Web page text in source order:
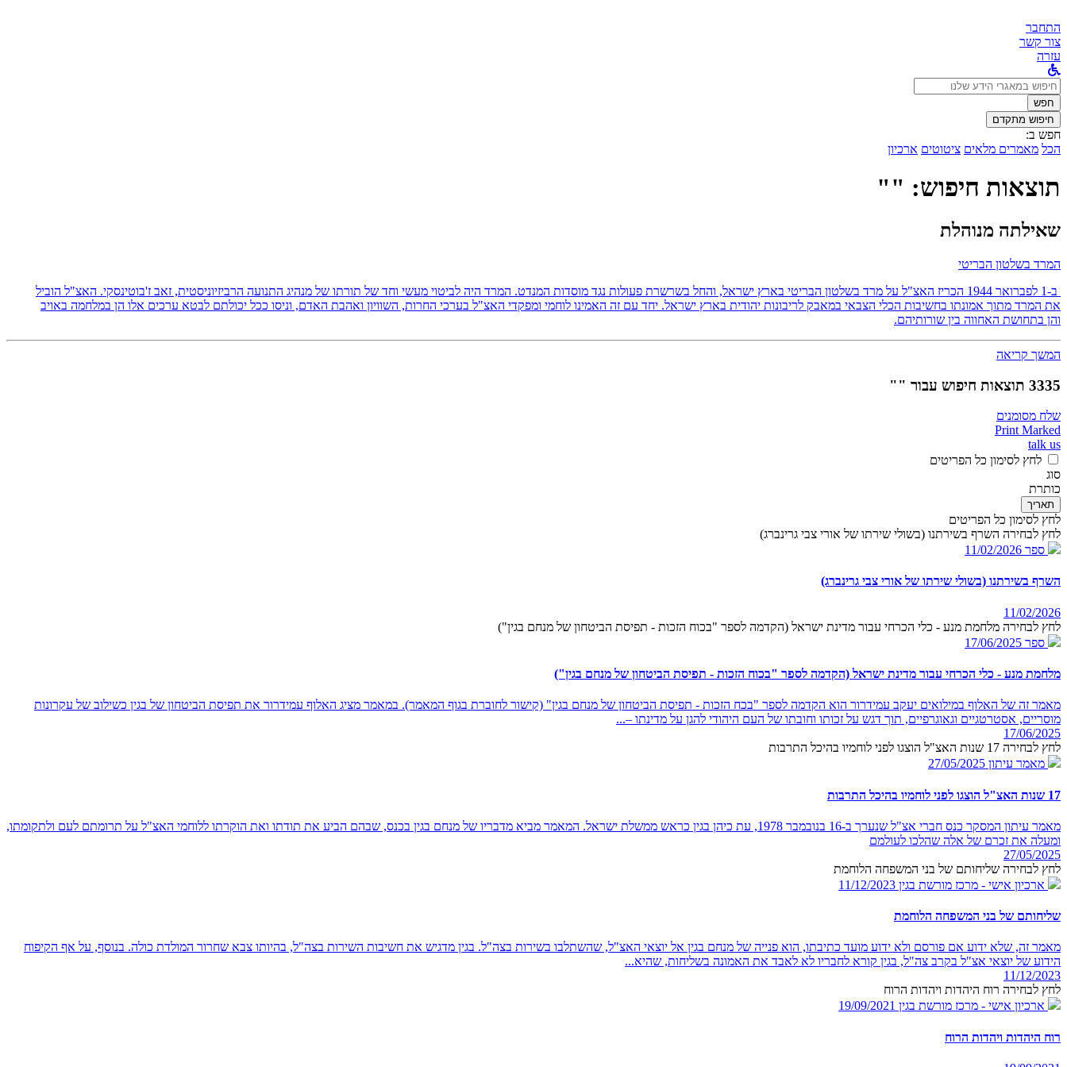
התחבר
צור קשר
עזרה
לחפש
ב:חפש
חיפוש מתקדם
חפש ב:
הכל מאמרים מלאים ציטוטים ארכיון
תוצאות חיפוש: ""
שאילתה מנוהלת
המרד בשלטון הבריטי
ב-1 לפברואר 1944 הכריז האצ"ל על מרד בשלטון הבריטי בארץ ישראל, והחל בשרשרת פעולות נגד מוסדות המנדט. המרד היה לביטוי מעשי וחד של תורתו של מנהיג התנועה הרביזיוניסטית, זאב ז'בוטינסקי. האצ"ל הוביל
את המרד מתוך אמונתו בחשיבות הכלי הצבאי במאבק לריבונות יהודית בארץ ישראל. יחד עם זה האמינו לוחמי ומפקדי האצ"ל בערכי החרות, השוויון ואהבת האדם, וניסו ככל יכולתם לבטא ערכים אלו הן במלחמה באויב
והן בתחושת האחווה בין שורותיהם.
המשך קריאה
3335 תוצאות חיפוש עבור ""
שלח מסומנים
Print Marked
talk us
לחץ לסימון כל הפריטים
סוג
כותרת
תאריך
לחץ לסימון כל הפריטים
לחץ לבחירה השרף בשירתנו (בשולי שירתו של אורי צבי גרינברג)
ספר 11/02/2026
השרף בשירתנו (בשולי שירתו של אורי צבי גרינברג)
11/02/2026
לחץ לבחירה מלחמת מנע - כלי הכרחי עבור מדינת ישראל (הקדמה לספר "בכוח הזכות - תפיסת הביטחון של מנחם בגין")
ספר 17/06/2025
מלחמת מנע - כלי הכרחי עבור מדינת ישראל (הקדמה לספר "בכוח הזכות - תפיסת הביטחון של מנחם בגין")
מאמר זה של האלוף במילואים יעקב עמידרור הוא הקדמה לספר "בכח הזכות - תפיסת הביטחון של מנחם בגין" (קישור לחוברת בגוף המאמר). במאמר מציג האלוף עמידרור את תפיסת הביטחון של בגין כשילוב של עקרונות
מוסריים, אסטרטגיים וגאוגרפיים, תוך דגש על זכותו וחובתו של העם היהודי להגן על מדינתו –...
17/06/2025
לחץ לבחירה 17 שנות האצ"ל הוצגו לפני לוחמיו בהיכל התרבות
מאמר עיתון 27/05/2025
17 שנות האצ"ל הוצגו לפני לוחמיו בהיכל התרבות
מאמר עיתון המסקר כנס חברי אצ"ל שנערך ב-16 בנובמבר 1978, עת כיהן בגין כראש ממשלת ישראל. המאמר מביא מדבריו של מנחם בגין בכנס, שבהם הביע את תודתו ואת הוקרתו ללוחמי האצ"ל על תרומתם לעם ולתקומתו,
ומעלה את זכרם של אלה שהלכו לעולמם
27/05/2025
לחץ לבחירה שליחותם של בני המשפחה הלוחמת
ארכיון אישי - מרכז מורשת בגין 11/12/2023
שליחותם של בני המשפחה הלוחמת
מאמר זה, שלא ידוע אם פורסם ולא ידוע מועד כתיבתו, הוא פנייה של מנחם בגין אל יוצאי האצ"ל, שהשתלבו בשירות בצה"ל. בגין מדגיש את חשיבות השירות בצה"ל, בהיותו צבא שחרור המולדת כולה. בנוסף, על אף הקיפוח
הידוע של יוצאי אצ"ל בקרב צה"ל, בגין קורא לחבריו לא לאבד את האמונה בשליחות, שהיא...
11/12/2023
לחץ לבחירה רוח היהדות ויהדות הרוח
ארכיון אישי - מרכז מורשת בגין 19/09/2021
רוח היהדות ויהדות הרוח